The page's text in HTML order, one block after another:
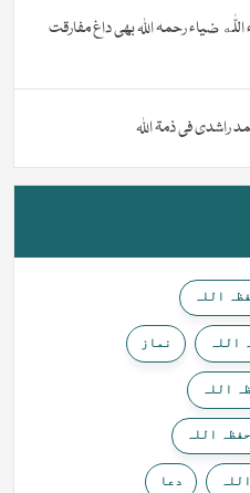
اللّٰه ضیاء رحمہ اللہ بھی داغ مفارقت
راشدی فی ذمۃ اللہ
اللہ
اللہ نماز
اللہ
اللہ
دعا